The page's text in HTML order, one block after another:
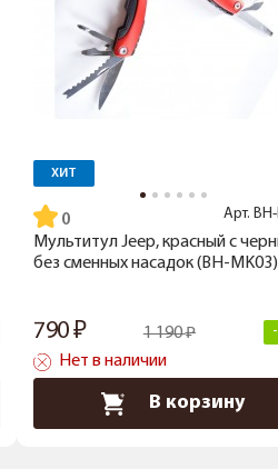
ХИТ
Арт.
Мультитул Jeep, красный с
без сменных насадок (BH-MK03)
790 1 190
Нет в наличии
В корзину